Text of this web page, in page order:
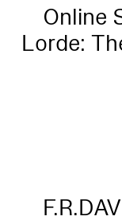
Online
Lorde: